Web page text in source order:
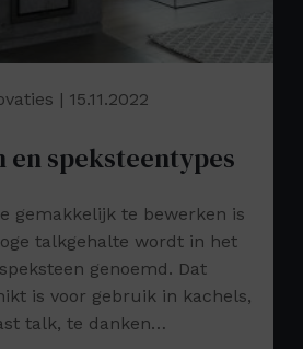
| 15.11.2022
en speksteentypes
gemakkelijk te bewerken is
talkgehalte wordt in het
genoemd. Dat
is voor gebruik in kachels,
talk, te danken…